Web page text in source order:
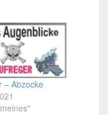
– Abzocke